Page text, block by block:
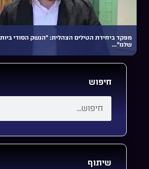
מפקד ביחידת הטילים הצהלית: “הנשק הסודי
שלנו”…
חיפוש
שיתוף